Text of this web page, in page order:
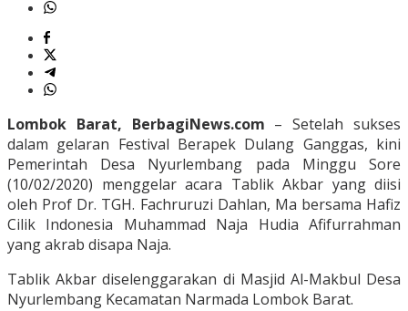
Lombok Barat, BerbagiNews.com – Setelah sukses
dalam gelaran Festival Berapek Dulang Ganggas, kini
Pemerintah Desa Nyurlembang pada Minggu Sore
(10/02/2020) menggelar acara Tablik Akbar yang diisi
oleh Prof Dr. TGH. Fachruruzi Dahlan, Ma bersama Hafiz
Cilik Indonesia Muhammad Naja Hudia Afifurrahman
yang akrab disapa Naja.
Tablik Akbar diselenggarakan di Masjid Al-Makbul Desa
Nyurlembang Kecamatan Narmada Lombok Barat.